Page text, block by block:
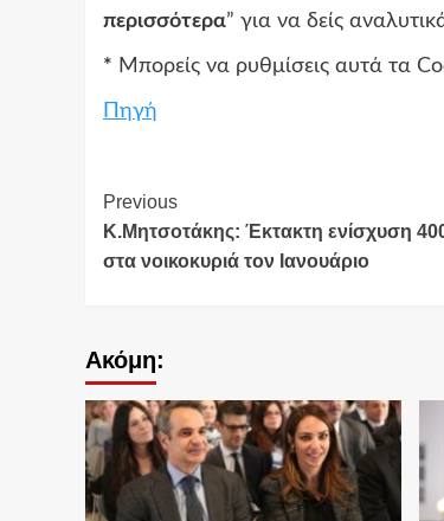
περισσότερα” για να δείς
* Μπορείς να ρυθμίσεις αυτά τα
Πηγή
Continue
Reading
Previous
Κ.Μητσοτάκης: Έκτακτη ενίσχυση
στα νοικοκυριά τον Ιανουάριο
Ακόμη: